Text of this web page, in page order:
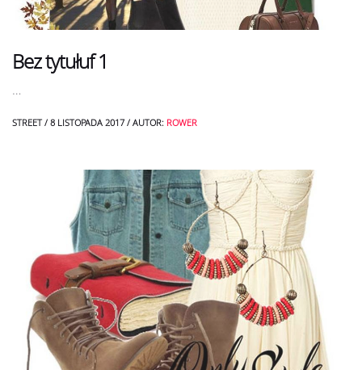
Bez tytułuf 1
…
STREET / 8 LISTOPADA 2017 / AUTOR: ROWER